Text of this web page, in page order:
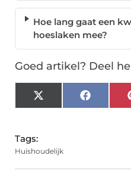
Hoe lang gaat een
hoeslaken mee?
Goed artikel? Deel
X
(Twitter)
Tags:
Huishoudelijk